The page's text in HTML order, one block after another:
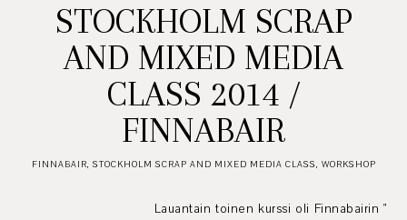
STOCKHOLM SCRAP
AND MIXED MEDIA
CLASS 2014 /
FINNABAIR
FINNABAIR, STOCKHOLM SCRAP AND MIXED MEDIA CLASS, WORKSHOP
Lauantain toinen kurssi oli Finnabairin "